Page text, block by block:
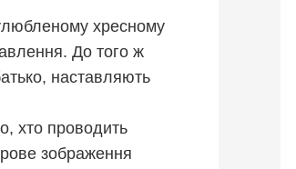
хресному
До того ж
наставляють
хто проводить
зображення